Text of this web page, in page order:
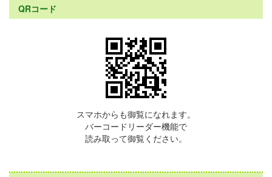
QRコード
スマホからも御覧になれます。
バーコードリーダー機能で
読み取って御覧ください。